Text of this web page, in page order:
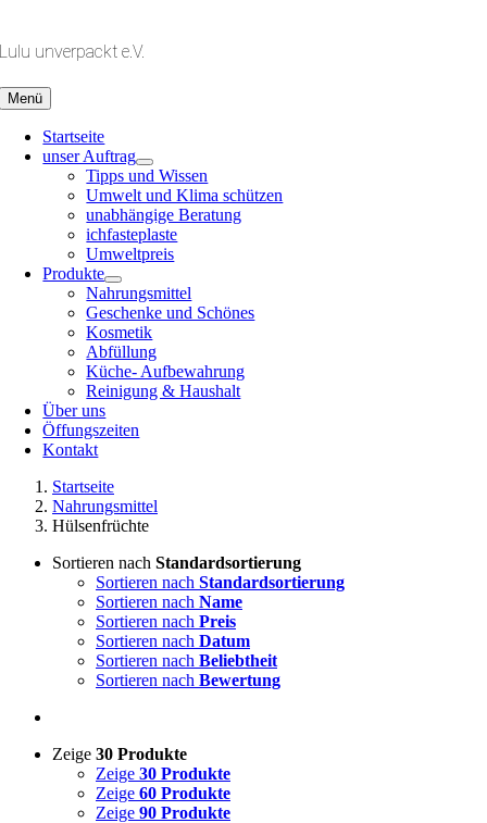
springen
Lulu unverpackt e.V.
Menü
Startseite
unser Auftrag
Tipps und Wissen
Umwelt und Klima schützen
unabhängige Beratung
ichfasteplaste
Umweltpreis
Produkte
Nahrungsmittel
Geschenke und Schönes
Kosmetik
Abfüllung
Küche- Aufbewahrung
Reinigung & Haushalt
Über uns
Öffungszeiten
Kontakt
Startseite
Nahrungsmittel
Hülsenfrüchte
Sortieren nach Standardsortierung
Sortieren nach Standardsortierung
Sortieren nach Name
Sortieren nach Preis
Sortieren nach Datum
Sortieren nach Beliebtheit
Sortieren nach Bewertung
Zeige 30 Produkte
Zeige 30 Produkte
Zeige 60 Produkte
Zeige 90 Produkte